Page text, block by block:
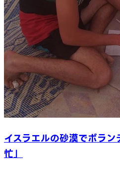
イスラエルの砂漠でボラ
忙」